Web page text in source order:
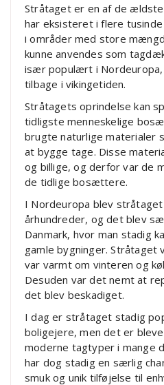
Stråtaget er en af de
har eksisteret i flere
i områder med store
kunne anvendes som
især populært i
tilbage i vikingetiden.
Stråtagets oprindelse kan
tidligste menneskelige
brugte naturlige materialer
at bygge tage. Disse
og billige, og derfor var de
de tidlige bosættere.
I Nordeuropa blev
århundreder, og det blev
Danmark, hvor man stadig
gamle bygninger.
var varmt om vinteren og
Desuden var det nemt at
det blev beskadiget.
I dag er stråtaget stadig
boligejere, men det er
moderne tagtyper i mange
har dog stadig en særlig
smuk og unik tilføjelse til